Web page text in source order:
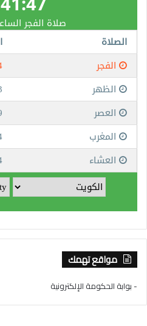
مواقع تهمك
- بوابة الحكومة الإلكترونية